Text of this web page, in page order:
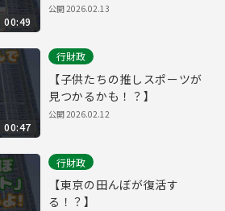
00:49
公開2026.02.13
00:47
行財政
【子供たちの推しスポーツが
見つかるかも！？】
公開2026.02.12
行財政
【東京の田んぼが復活す
る！？】